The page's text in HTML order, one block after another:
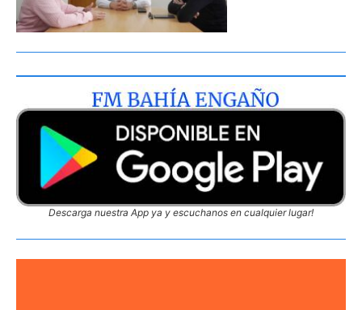
Descarga nuestra App ya y escuchanos en cualquier lugar!